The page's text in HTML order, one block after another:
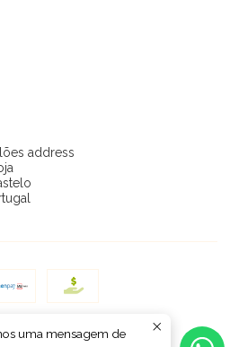
address
leilões .
uma mensagem de